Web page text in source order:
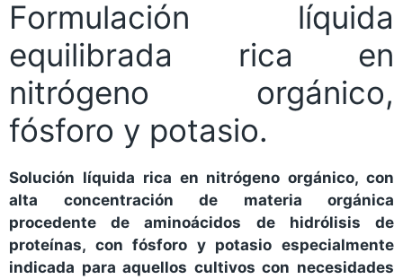
Formulación líquida
equilibrada rica en
nitrógeno orgánico,
fósforo y potasio.
Solución líquida rica en nitrógeno orgánico, con
alta concentración de materia orgánica
procedente de aminoácidos de hidrólisis de
proteínas, con fósforo y potasio especialmente
indicada para aquellos cultivos con necesidades